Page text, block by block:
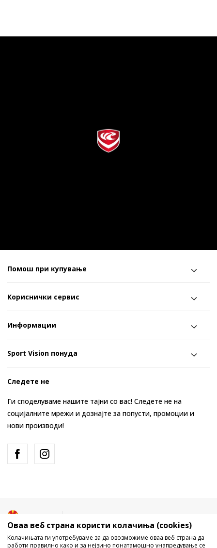
Помош при купување
Кориснички сервис
Информации
Sport Vision понуда
Следете не
Ги споделуваме нашите тајни со вас! Следете не на
социјалните мрежи и дознајте за попусти, промоции и
нови производи!
Оваа веб страна користи колачиња (cookies)
Колачињата ги употребуваме за да овозможиме оваа веб страна да
работи правилно како и за нејзино понатамошно унапредување се